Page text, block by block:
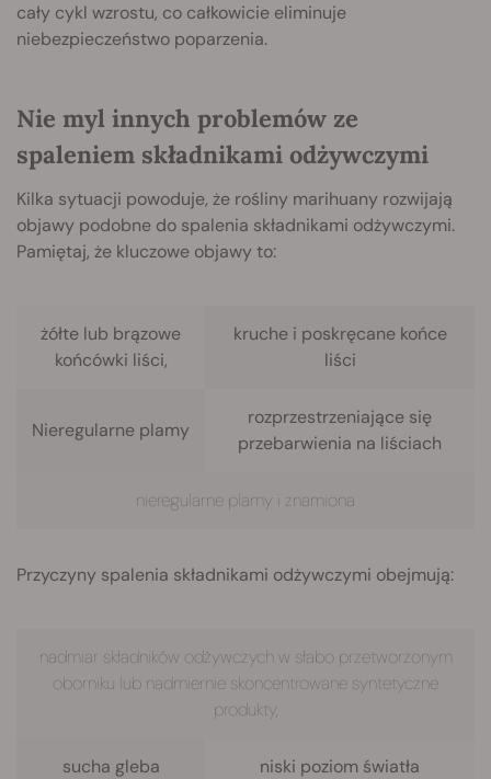
cały cykl wzrostu, co całkowicie eliminuje
niebezpieczeństwo poparzenia.
Nie myl innych problemów ze
spaleniem składnikami odżywczymi
Kilka sytuacji powoduje, że rośliny marihuany rozwijają
objawy podobne do spalenia składnikami odżywczymi.
Pamiętaj, że kluczowe objawy to:
żółte lub brązowe
końcówki liści,
kruche i poskręcane końce
liści
Nieregularne plamy
rozprzestrzeniające się
przebarwienia na liściach
nieregularne plamy i znamiona
Przyczyny spalenia składnikami odżywczymi obejmują:
nadmiar składników odżywczych w słabo przetworzonym
oborniku lub nadmiernie skoncentrowane syntetyczne
produkty,
sucha gleba niski poziom światła